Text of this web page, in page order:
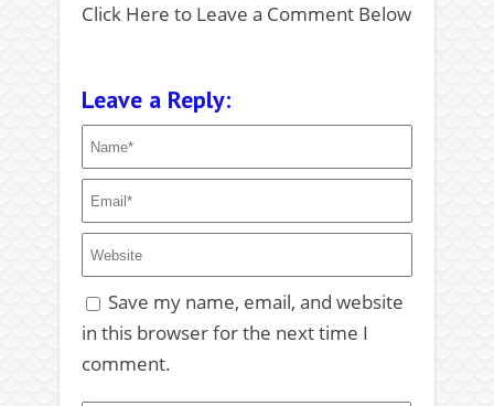
Click Here to Leave a Comment Below
Leave a Reply:
Save my name, email, and website
in this browser for the next time I
comment.